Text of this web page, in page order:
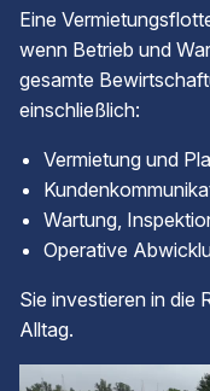
Eine
wenn Betrieb und
gesamte
einschließlich:
Vermietung und
Wartung,
Operative
Sie investieren in die
Alltag.